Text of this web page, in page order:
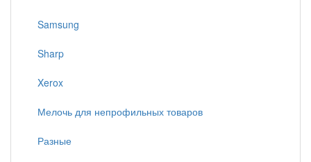
Samsung
Sharp
Xerox
Мелочь для непрофильных товаров
Разные